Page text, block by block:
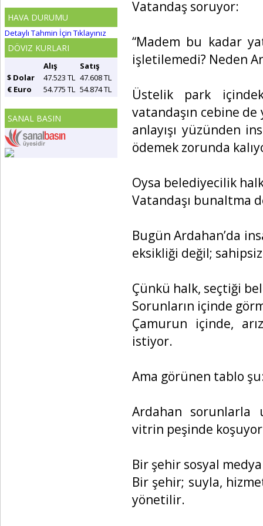
HAVA DURUMU
Detaylı Tahmin İçin Tıklayınız
DÖVIZ KURLARI
Alış
Satış
$ Dolar
47.523 TL 47.608 TL
€ Euro
54.775 TL 54.874 TL
SANAL BASIN
Vatandaş soruyor:
“Madem bu kadar
işletilemedi? Neden
Üstelik park
vatandaşın cebine
anlayışı yüzünden
ödemek zorunda
Oysa belediyecilik
Vatandaşı bunaltma
Bugün Ardahan’da
eksikliği değil;
Çünkü halk, seçtiği
Sorunların içinde
Çamurun içinde,
istiyor.
Ama görünen tablo
Ardahan sorunlarla
vitrin peşinde
Bir şehir sosyal
Bir şehir; suyla,
yönetilir.